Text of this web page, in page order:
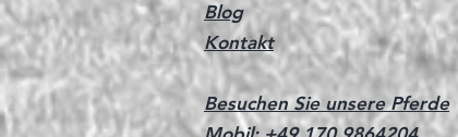
Blog
Kontakt
Besuchen Sie unsere Pferde